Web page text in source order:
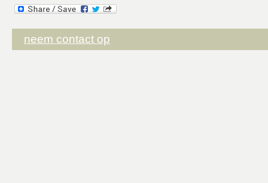
neem contact op